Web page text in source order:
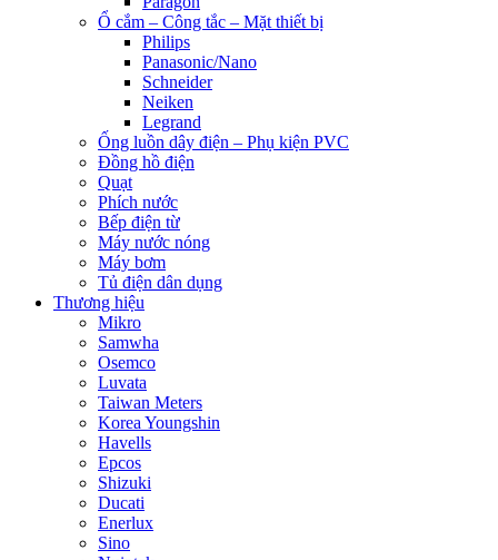
Ổ cắm – Công tắc – Mặt thiết bị
Philips
Panasonic/Nano
Schneider
Neiken
Legrand
Ống luồn dây điện – Phụ kiện PVC
Đồng hồ điện
Quạt
Phích nước
Bếp điện từ
Máy nước nóng
Máy bơm
Tủ điện dân dụng
Thương hiệu
Mikro
Samwha
Osemco
Luvata
Taiwan Meters
Korea Youngshin
Havells
Epcos
Shizuki
Ducati
Enerlux
Sino